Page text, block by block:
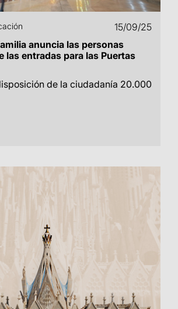
15/09/25
anuncia las personas
las entradas para las Puertas
de la ciudadanía 20.000